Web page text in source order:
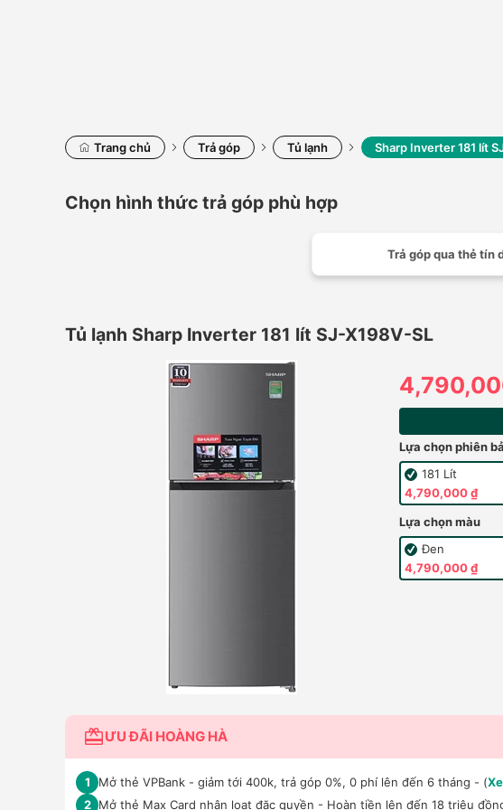
Trang chủ Trả góp Tủ lạnh Sharp Inverter 181 lít
Chọn hình thức trả góp phù hợp
Trả góp qua thẻ tín
Tủ lạnh Sharp Inverter 181 lít SJ-X198V-SL
Lựa chọn phiên
181 Lít
4,790,000 ₫
Lựa chọn màu
Đen
4,790,000 ₫
ƯU ĐÃI HOÀNG HÀ
1 Mở thẻ VPBank - giảm tới 400k, trả góp 0%, 0 phí lên đến 6 tháng - (
2 Mở thẻ Max Card nhận loạt đặc quyền - Hoàn tiền lên đến 18 triệu